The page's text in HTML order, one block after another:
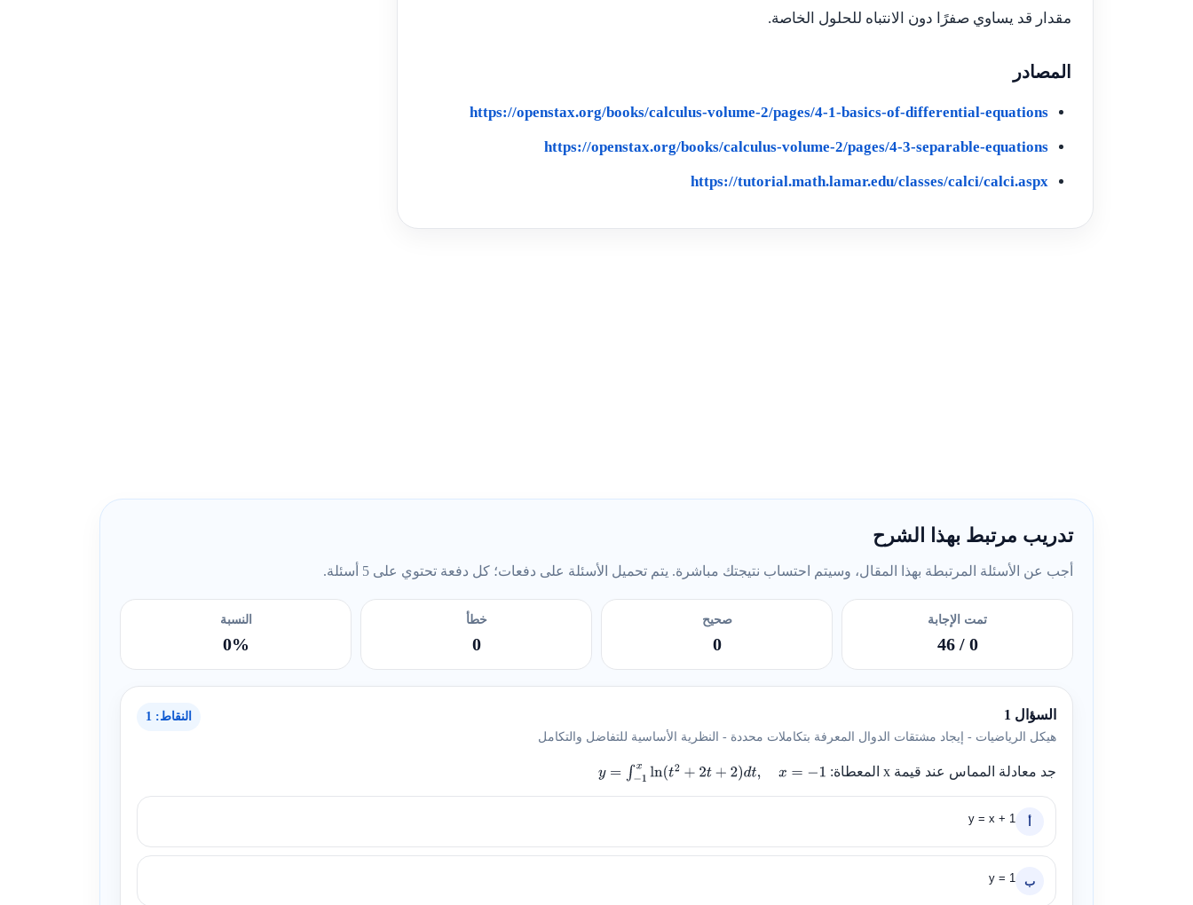
مقدار قد يساوي صفرًا دون الانتباه للحلول الخاصة.
المصادر
https://openstax.org/books/calculus-volume-2/pages/4-1-basics-of-differential-equations
https://openstax.org/books/calculus-volume-2/pages/4-3-separable-equations
https://tutorial.math.lamar.edu/classes/calci/calci.aspx
تدريب مرتبط بهذا الشرح
أجب عن الأسئلة المرتبطة بهذا المقال، وسيتم احتساب نتيجتك مباشرة. يتم تحميل الأسئلة على دفعات؛ كل دفعة تحتوي على 5 أسئلة.
تمت الإجابة
0
/ 46
صحيح
0
خطأ
0
النسبة
0%
السؤال 1
هيكل الرياضيات - إيجاد مشتقات الدوال المعرفة بتكاملات محددة - النظرية الأساسية للتفاضل والتكامل
النقاط: 1
جد معادلة المماس عند قيمة x المعطاة: y=∫− 1xln (t2+2 +2 )dt ,x=−1
أ y = x + 1
ب y = 1